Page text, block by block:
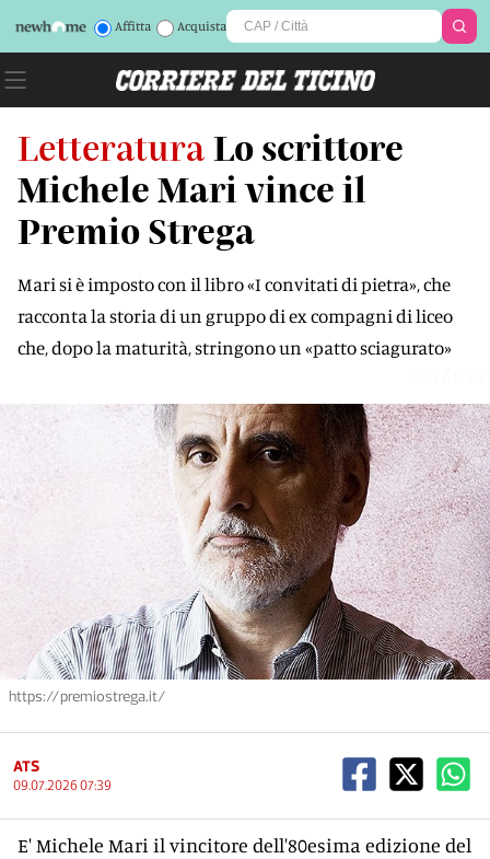
Affitta Acquista
Letteratura Lo scrittore
Michele Mari vince il
Premio Strega
Mari si è imposto con il libro «I convitati di pietra», che
racconta la storia di un gruppo di ex compagni di liceo
che, dopo la maturità, stringono un «patto sciagurato»
https://premiostrega.it/
ATS
09.07.2026 07:39
E' Michele Mari il vincitore dell'80esima edizione del